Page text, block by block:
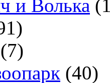
и Волька
(7)
(40)